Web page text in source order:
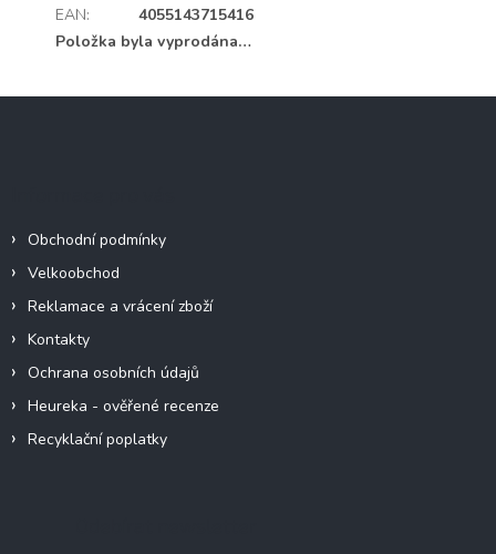
EAN:
4055143715416
Položka byla vyprodána…
Obchodní podmínky
Velkoobchod
Reklamace a vrácení zboží
Kontakty
Ochrana osobních údajů
Heureka - ověřené recenze
Recyklační poplatky